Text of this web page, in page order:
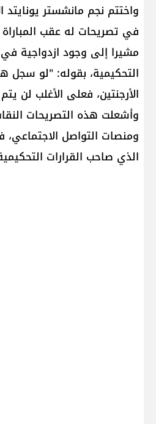
واختتم نجم مانشستر يونايتد
في تصريحات له عقب المباراة
مشيرا إلى وجود ازدواجية في
التحكيمية، بقوله: "لو سجل
الأرجنتين، فعلى الأغلب لن
وأشعلت هذه التصريحات
ومنصات التواصل
الذي صاحب القرارات